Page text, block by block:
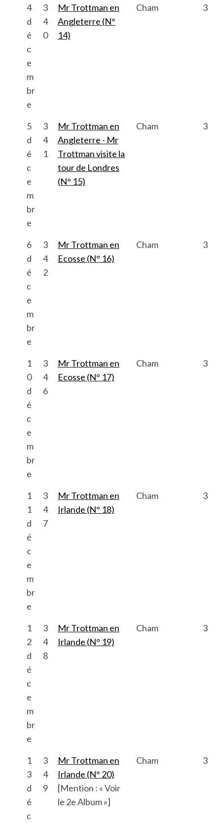
4
d
é
c
e
m
br
e
3
4
0
Mr Trottman en
Angleterre (N°
14)
Cham 3
5
d
é
c
e
m
br
e
3
4
1
Mr Trottman en
Angleterre - Mr
Trottman visite la
tour de Londres
(N° 15)
Cham 3
6
d
é
c
e
m
br
e
3
4
2
Mr Trottman en
Ecosse (N° 16)
Cham 3
1
0
d
é
c
e
m
br
e
3
4
6
Mr Trottman en
Ecosse (N° 17)
Cham 3
1
1
d
é
c
e
m
br
e
3
4
7
Mr Trottman en
Irlande (N° 18)
Cham 3
1
2
d
é
c
e
m
br
e
3
4
8
Mr Trottman en
Irlande (N° 19)
Cham 3
1
3
d
é
c
3
4
9
Mr Trottman en
Irlande (N° 20)
[Mention : « Voir
le 2e Album »]
Cham 3